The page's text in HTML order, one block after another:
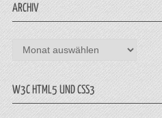
ARCHIV
Archiv
W3C HTML5 UND CSS3